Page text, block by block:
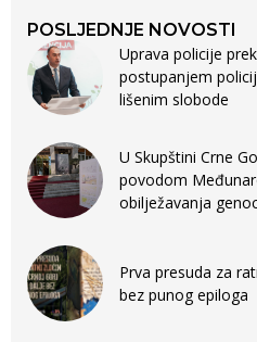
POSLJEDNJE NOVOSTI
Uprava policije
postupanjem
lišenim slobode
U Skupštini Crne
povodom
obilježavanja
Prva presuda za
bez punog epiloga